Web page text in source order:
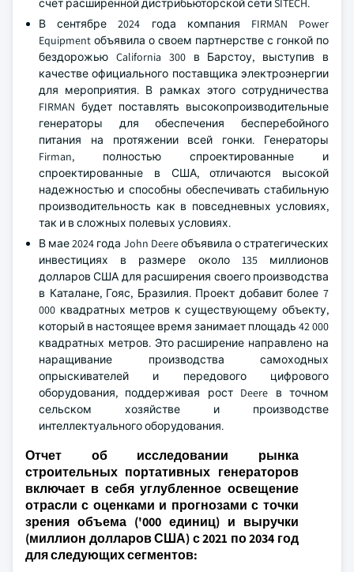
счет расширенной дистрибьюторской сети SITECH.
В сентябре 2024 года компания FIRMAN Power
Equipment объявила о своем партнерстве с гонкой по
бездорожью California 300 в Барстоу, выступив в
качестве официального поставщика электроэнергии
для мероприятия. В рамках этого сотрудничества
FIRMAN будет поставлять высокопроизводительные
генераторы для обеспечения бесперебойного
питания на протяжении всей гонки. Генераторы
Firman, полностью спроектированные и
спроектированные в США, отличаются высокой
надежностью и способны обеспечивать стабильную
производительность как в повседневных условиях,
так и в сложных полевых условиях.
В мае 2024 года John Deere объявила о стратегических
инвестициях в размере около 135 миллионов
долларов США для расширения своего производства
в Каталане, Гояс, Бразилия. Проект добавит более 7
000 квадратных метров к существующему объекту,
который в настоящее время занимает площадь 42 000
квадратных метров. Это расширение направлено на
наращивание производства самоходных
опрыскивателей и передового цифрового
оборудования, поддерживая рост Deere в точном
сельском хозяйстве и производстве
интеллектуального оборудования.
Отчет об исследовании рынка
строительных портативных генераторов
включает в себя углубленное освещение
отрасли с оценками и прогнозами с точки
зрения объема ('000 единиц) и выручки
(миллион долларов США) с 2021 по 2034 год
для следующих сегментов: